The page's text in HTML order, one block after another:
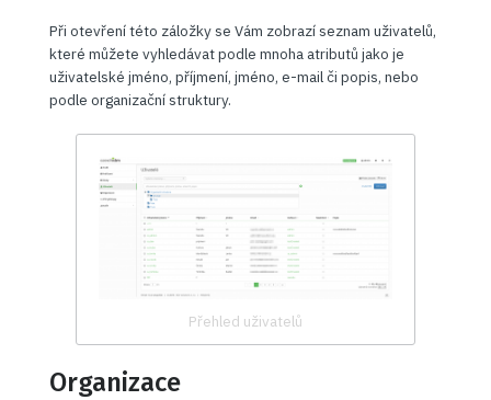
Při otevření této záložky se Vám zobrazí seznam uživatelů,
které můžete vyhledávat podle mnoha atributů jako je
uživatelské jméno, příjmení, jméno, e-mail či popis, nebo
podle organizační struktury.
Přehled uživatelů
Organizace